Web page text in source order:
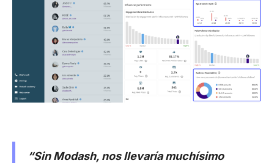
“Sin Modash, nos llevaría muchísimo